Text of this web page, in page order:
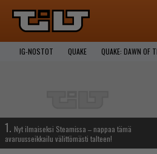
IG-NOSTOT QUAKE QUAKE: DAWN OF
1. Nyt ilmaiseksi Steamissa – nappaa tämä
avaruusseikkailu välittömästi talteen!